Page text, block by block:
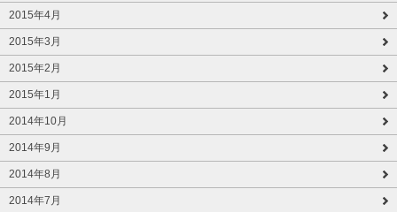
2015年4月
2015年3月
2015年2月
2015年1月
2014年10月
2014年9月
2014年8月
2014年7月